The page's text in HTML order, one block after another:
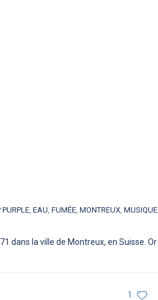
PURPLE, EAU, FUMÉE, MONTREUX, MUSIQUE,
dans la ville de Montreux, en Suisse. Or
1